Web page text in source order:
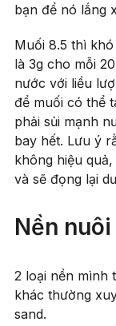
bạn để nó lắng
Muối 8.5 thì
là 3g cho mỗi
nước với liều
để muối có thể
phải sủi mạnh
bay hết. Lưu ý
không hiệu
và sẽ đọng lại
Nền
2 loại nền mình
khác thường
sand.